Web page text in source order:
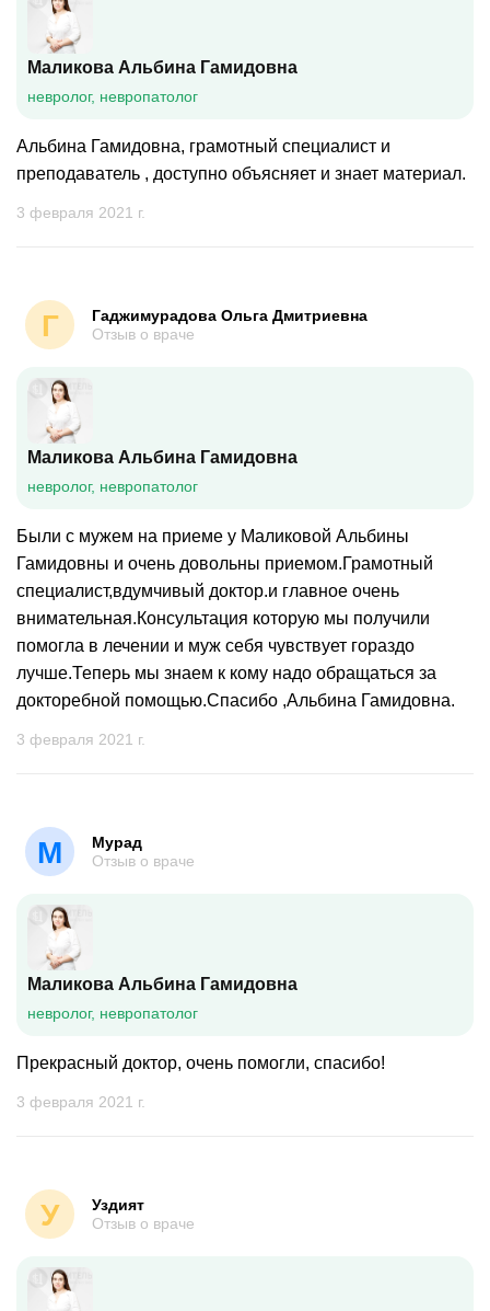
Маликова Альбина Гамидовна
невролог, невропатолог
Альбина Гамидовна, грамотный специалист и
преподаватель , доступно объясняет и знает материал.
3 февраля 2021 г.
Г
Гаджимурадова Ольга Дмитриевна
Отзыв о враче
Маликова Альбина Гамидовна
невролог, невропатолог
Были с мужем на приеме у Маликовой Альбины
Гамидовны и очень довольны приемом.Грамотный
специалист,вдумчивый доктор.и главное очень
внимательная.Консультация которую мы получили
помогла в лечении и муж себя чувствует гораздо
лучше.Теперь мы знаем к кому надо обращаться за
докторебной помощью.Спасибо ,Альбина Гамидовна.
3 февраля 2021 г.
М
Мурад
Отзыв о враче
Маликова Альбина Гамидовна
невролог, невропатолог
Прекрасный доктор, очень помогли, спасибо!
3 февраля 2021 г.
У
Уздият
Отзыв о враче